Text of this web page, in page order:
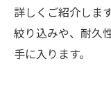
詳しくご紹介しま
絞り込みや、耐久
手に入ります。